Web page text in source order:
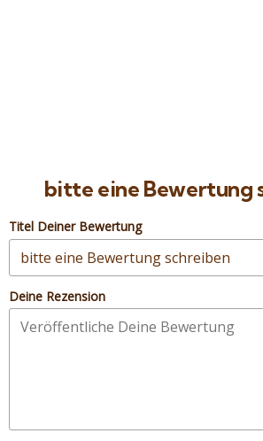
bitte eine Bewertung
Titel Deiner Bewertung
Deine Rezension